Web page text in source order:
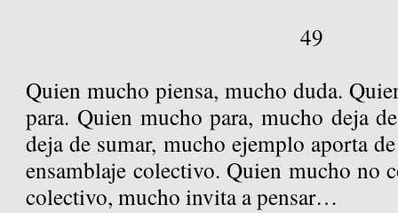
49
Quien mucho piensa, mucho duda.
para. Quien mucho para, mucho deja
deja de sumar, mucho ejemplo aporta
ensamblaje colectivo. Quien mucho no
colectivo, mucho invita a pensar…